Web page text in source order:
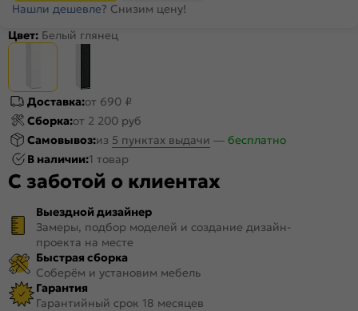
Нашли дешевле? Снизим цену!
Цвет: Белый глянец
Доставка:от 690 ₽
Сборка:от 2 200 руб
Самовывоз:из 5 пунктах выдачи — бесплатно
В наличии:1 товар
С заботой о клиентах
Выездной дизайнер
Замеры, подбор моделей и создание дизайн-
проекта на месте
Быстрая сборка
Соберём и установим мебель
Гарантия
Гарантийный срок 18 месяцев